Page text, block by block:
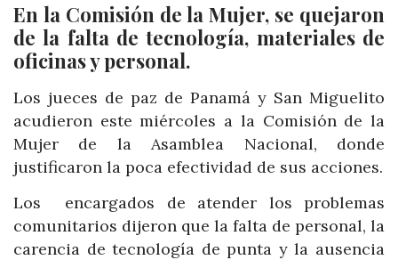
En la Comisión de la Mujer, se quejaron
de la falta de tecnología, materiales de
oficinas y personal.
Los jueces de paz de Panamá y San Miguelito
acudieron este miércoles a la Comisión de la
Mujer de la Asamblea Nacional, donde
justificaron la poca efectividad de sus acciones.
Los encargados de atender los problemas
comunitarios dijeron que la falta de personal, la
carencia de tecnología de punta y la ausencia